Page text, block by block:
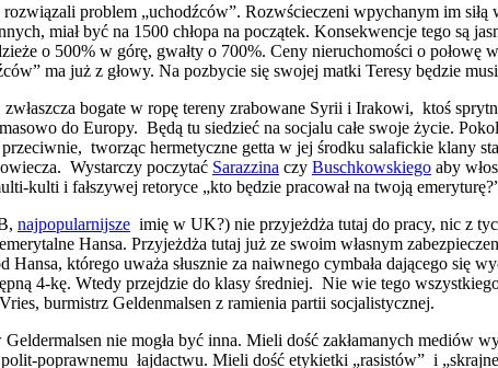
problem „uchodźców”. Rozwścieczeni wpychanym im
miał być na 1500 chłopa na początek. Konsekwencje tego są
o 500% w górę, gwałty o 700%. Ceny nieruchomości o połowę
ma już z głowy. Na pozbycie się swojej matki Teresy będzie
bogate w ropę tereny zrabowane Syrii i Irakowi, ktoś
do Europy. Będą tu siedzieć na socjalu całe swoje życie.
tworząc hermetyczne getta w jej środku salafickie klany
Wystarczy poczytać Sarazzina czy Buschkowskiego aby
kulti i fałszywej retoryce „kto będzie pracował na twoją
najpopularnijsze imię w UK?) nie przyjeżdża tutaj do pracy, nic z
Hansa. Przyjeżdża tutaj już ze swoim własnym
Hansa, którego uważa słusznie za naiwnego cymbała dającego się
4-kę. Wtedy przejdzie do klasy średniej. Nie wie tego
burmistrz Geldenmalsen z ramienia partii socjalistycznej.
nie mogła być inna. Mieli dość zakłamanych mediów
poprawnemu łajdactwu. Mieli dość etykietki „rasistów” i